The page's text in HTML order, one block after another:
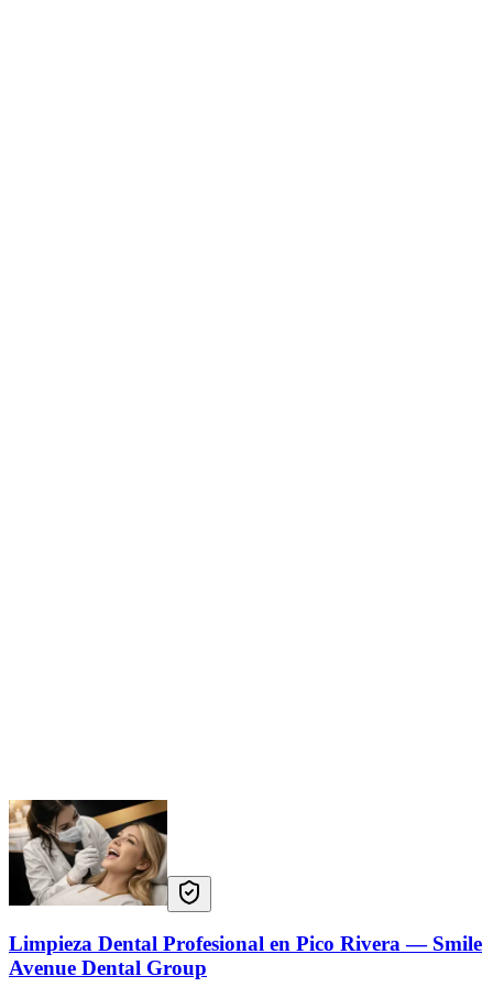
Limpieza Dental Profesional en Pico Rivera — Smile
Avenue Dental Group